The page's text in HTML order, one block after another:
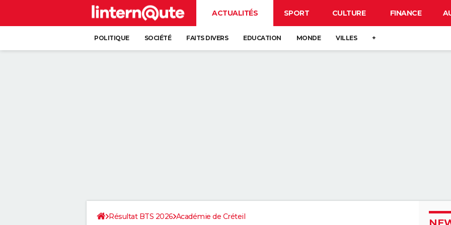
ACTUALITÉS SPORT CULTURE FINANCE
POLITIQUE SOCIÉTÉ FAITS DIVERS EDUCATION MONDE VILLES +
Résultat BTS 2026 Académie de Créteil